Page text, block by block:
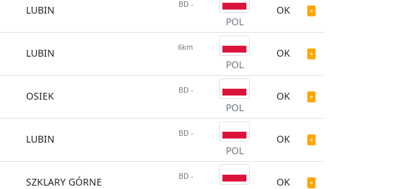
LUBIN BD -
POL
OK
LUBIN 6km
POL
OK
OSIEK BD -
POL
OK
LUBIN BD -
POL
OK
SZKLARY GÓRNE BD - OK